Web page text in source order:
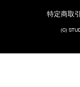
特定商取
(C)